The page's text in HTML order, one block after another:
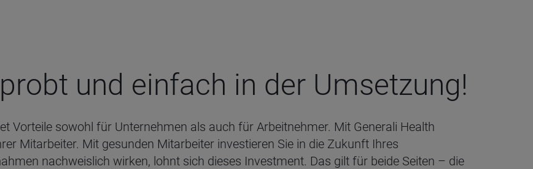
und ein­fach in der Umset­zung!
Vorteile sowohl für Unternehmen als auch für Arbeitnehmer. Mit Generali Health
Mitarbeiter. Mit gesunden Mitarbeiter investieren Sie in die Zukunft Ihres
nachweislich wirken, lohnt sich dieses Investment. Das gilt für beide Seiten – die